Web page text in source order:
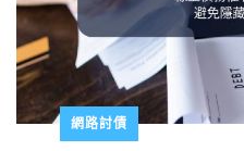
網路討債